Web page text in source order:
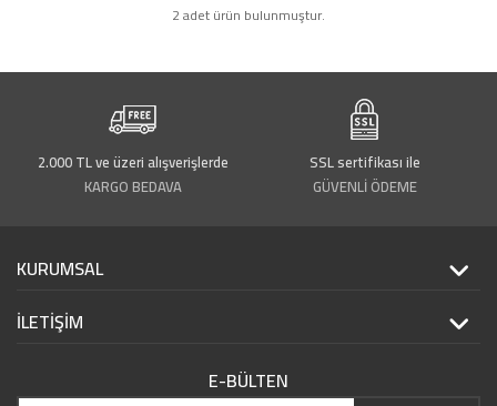
2 adet ürün bulunmuştur.
2.000 TL ve üzeri alışverişlerde
KARGO BEDAVA
SSL sertifikası ile
GÜVENLİ ÖDEME
KURUMSAL
İLETİŞİM
E-BÜLTEN